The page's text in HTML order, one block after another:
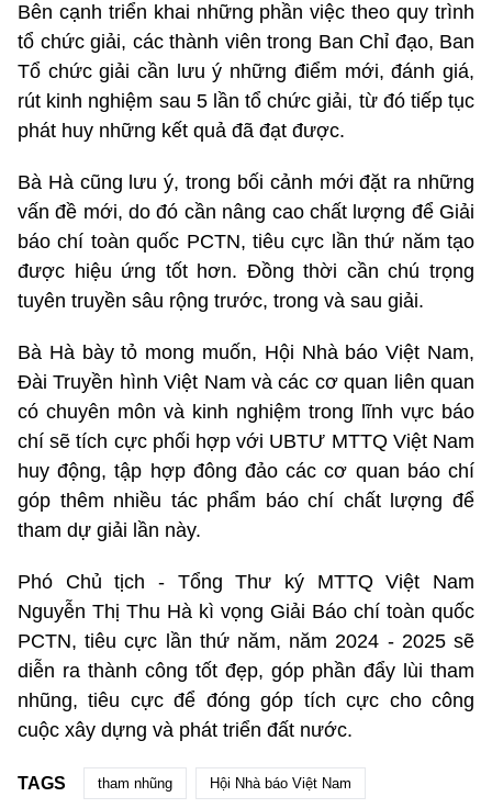
Bên cạnh triển khai những phần việc theo quy trình
tổ chức giải, các thành viên trong Ban Chỉ đạo, Ban
Tổ chức giải cần lưu ý những điểm mới, đánh giá,
rút kinh nghiệm sau 5 lần tổ chức giải, từ đó tiếp tục
phát huy những kết quả đã đạt được.
Bà Hà cũng lưu ý, trong bối cảnh mới đặt ra những
vấn đề mới, do đó cần nâng cao chất lượng để Giải
báo chí toàn quốc PCTN, tiêu cực lần thứ năm tạo
được hiệu ứng tốt hơn. Đồng thời cần chú trọng
tuyên truyền sâu rộng trước, trong và sau giải.
Bà Hà bày tỏ mong muốn, Hội Nhà báo Việt Nam,
Đài Truyền hình Việt Nam và các cơ quan liên quan
có chuyên môn và kinh nghiệm trong lĩnh vực báo
chí sẽ tích cực phối hợp với UBTƯ MTTQ Việt Nam
huy động, tập hợp đông đảo các cơ quan báo chí
góp thêm nhiều tác phẩm báo chí chất lượng để
tham dự giải lần này.
Phó Chủ tịch - Tổng Thư ký MTTQ Việt Nam
Nguyễn Thị Thu Hà kì vọng Giải Báo chí toàn quốc
PCTN, tiêu cực lần thứ năm, năm 2024 - 2025 sẽ
diễn ra thành công tốt đẹp, góp phần đẩy lùi tham
nhũng, tiêu cực để đóng góp tích cực cho công
cuộc xây dựng và phát triển đất nước.
TAGS tham nhũng Hội Nhà báo Việt Nam